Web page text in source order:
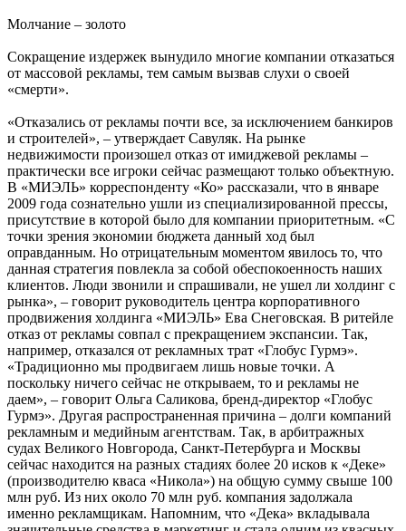
Молчание – золото
Сокращение издержек вынудило многие компании отказаться
от массовой рекламы, тем самым вызвав слухи о своей
«смерти».
«Отказались от рекламы почти все, за исключением банкиров
и строителей», – утверждает Савуляк. На рынке
недвижимости произошел отказ от имиджевой рекламы –
практически все игроки сейчас размещают только объектную.
В «МИЭЛЬ» корреспонденту «Ко» рассказали, что в январе
2009 года сознательно ушли из специализированной прессы,
присутствие в которой было для компании приоритетным. «С
точки зрения экономии бюджета данный ход был
оправданным. Но отрицательным моментом явилось то, что
данная стратегия повлекла за собой обеспокоенность наших
клиентов. Люди звонили и спрашивали, не ушел ли холдинг с
рынка», – говорит руководитель центра корпоративного
продвижения холдинга «МИЭЛЬ» Ева Снеговская. В ритейле
отказ от рекламы совпал с прекращением экспансии. Так,
например, отказался от рекламных трат «Глобус Гурмэ».
«Традиционно мы продвигаем лишь новые точки. А
поскольку ничего сейчас не открываем, то и рекламы не
даем», – говорит Ольга Саликова, бренд-директор «Глобус
Гурмэ». Другая распространенная причина – долги компаний
рекламным и медийным агентствам. Так, в арбитражных
судах Великого Новгорода, Санкт-Петербурга и Москвы
сейчас находится на разных стадиях более 20 исков к «Деке»
(производителю кваса «Никола») на общую сумму свыше 100
млн руб. Из них около 70 млн руб. компания задолжала
именно рекламщикам. Напомним, что «Дека» вкладывала